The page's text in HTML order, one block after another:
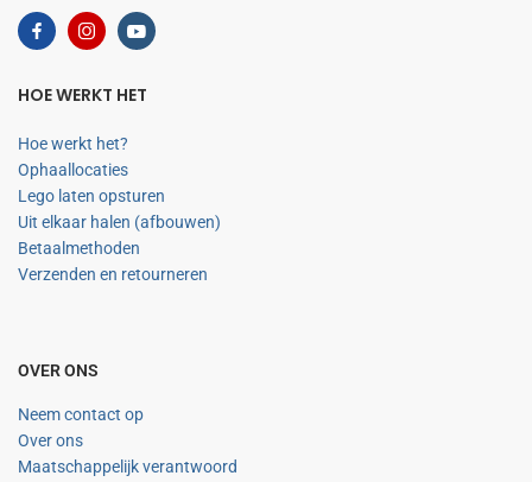
HOE WERKT HET
Hoe werkt het?
Ophaallocaties
Lego laten opsturen
Uit elkaar halen (afbouwen)
Betaalmethoden
Verzenden en retourneren
OVER ONS
Neem contact op
Over ons
Maatschappelijk verantwoord